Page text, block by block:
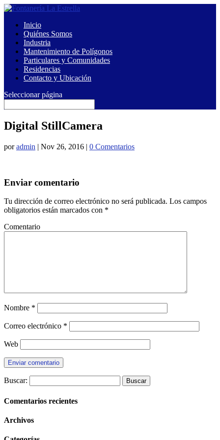
Inicio
Quiénes Somos
Industria
Mantenimiento de Polígonos
Particulares y Comunidades
Residencias
Contacto y Ubicación
Seleccionar página
Digital StillCamera
poradmin | Nov 26, 2016 | 0 Comentarios
Enviar comentario
Tu dirección de correo electrónico no será publicada. Los campos
obligatorios están marcados con *
Comentario
Nombre *
Correo electrónico *
Web
Buscar:
Comentarios recientes
Archivos